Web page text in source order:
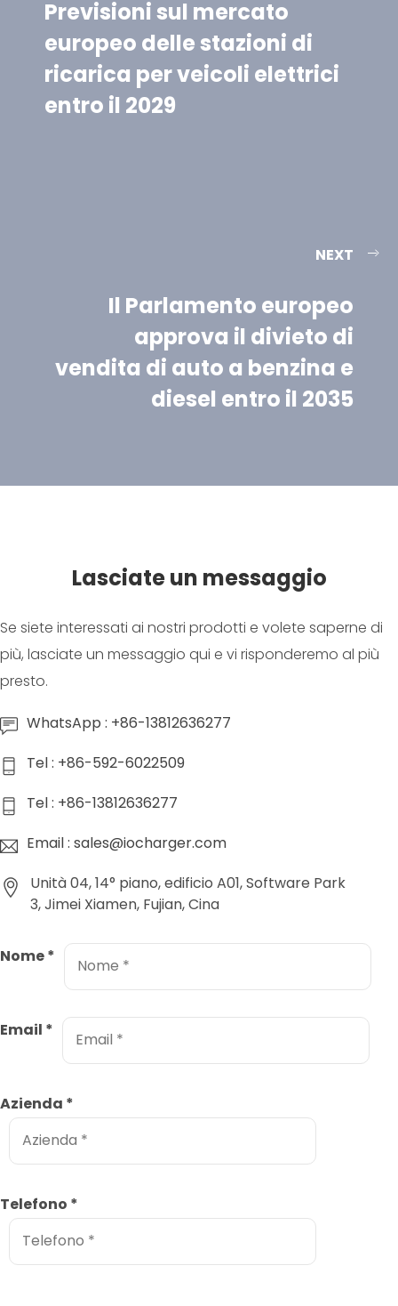
Previsioni sul mercato
europeo delle stazioni di
ricarica per veicoli elettrici
entro il 2029
NEXT
Il Parlamento europeo
approva il divieto di
vendita di auto a benzina e
diesel entro il 2035
Lasciate un messaggio
Se siete interessati ai nostri prodotti e volete saperne di
più, lasciate un messaggio qui e vi risponderemo al più
presto.
WhatsApp : +86-13812636277
Tel : +86-592-6022509
Tel : +86-13812636277
Email : sales@iocharger.com
Unità 04, 14° piano, edificio A01, Software Park
3, Jimei Xiamen, Fujian, Cina
Nome*
Email *
Azienda *
Telefono *